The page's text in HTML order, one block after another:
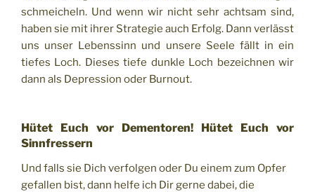
schmeicheln. Und wenn wir nicht sehr achtsam sind,
haben sie mit ihrer Strategie auch Erfolg. Dann verlässt
uns unser Lebenssinn und unsere Seele fällt in ein
tiefes Loch. Dieses tiefe dunkle Loch bezeichnen wir
dann als Depression oder Burnout.
Hütet Euch vor Dementoren! Hütet Euch vor
Sinnfressern
Und falls sie Dich verfolgen oder Du einem zum Opfer
gefallen bist, dann helfe ich Dir gerne dabei, die